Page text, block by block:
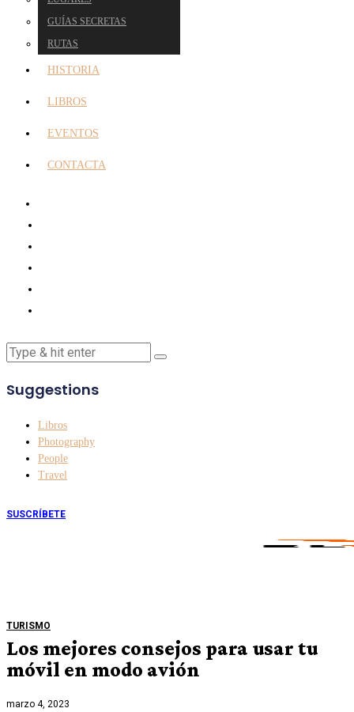
GUÍAS SECRETAS
RUTAS
HISTORIA
LIBROS
EVENTOS
CONTACTA
Suggestions
Libros
Photography
People
Travel
SUSCRÍBETE
TURISMO
Los mejores consejos para usar tu
móvil en modo avión
marzo 4, 2023